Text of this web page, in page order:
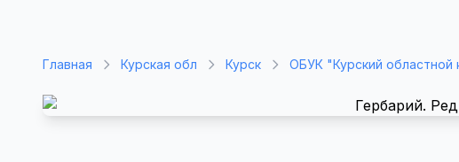
Главная Курская обл Курск ОБУК "Курский областной